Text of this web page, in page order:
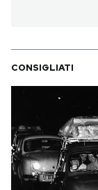
CONSIGLIATI